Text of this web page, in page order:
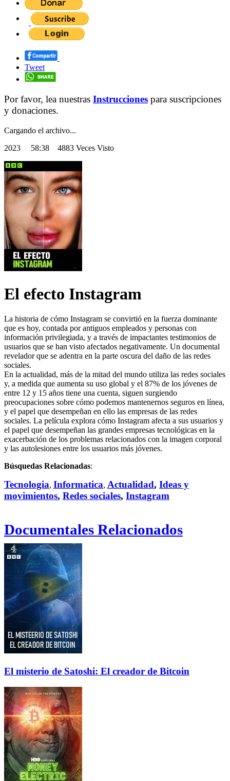
Tweet
Por favor, lea nuestras Instrucciones para suscripciones
y donaciones.
Cargando el archivo...
2023 58:38 4883 Veces Visto
El efecto Instagram
La historia de cómo Instagram se convirtió en la fuerza dominante
que es hoy, contada por antiguos empleados y personas con
información privilegiada, y a través de impactantes testimonios de
usuarios que se han visto afectados negativamente. Un documental
revelador que se adentra en la parte oscura del daño de las redes
sociales.
En la actualidad, más de la mitad del mundo utiliza las redes sociales
y, a medida que aumenta su uso global y el 87% de los jóvenes de
entre 12 y 15 años tiene una cuenta, siguen surgiendo
preocupaciones sobre cómo podemos mantenernos seguros en línea,
y el papel que desempeñan en ello las empresas de las redes
sociales. La película explora cómo Instagram afecta a sus usuarios y
el papel que desempeñan las grandes empresas tecnológicas en la
exacerbación de los problemas relacionados con la imagen corporal
y las autolesiones entre los usuarios más jóvenes.
Búsquedas Relacionadas:
Tecnologia, Informatica, Actualidad, Ideas y
movimientos, Redes sociales, Instagram
Documentales Relacionados
El misterio de Satoshi: El creador de Bitcoin